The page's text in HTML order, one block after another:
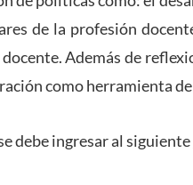
de la profesión
Además de
como herramienta
debe ingresar al siguiente